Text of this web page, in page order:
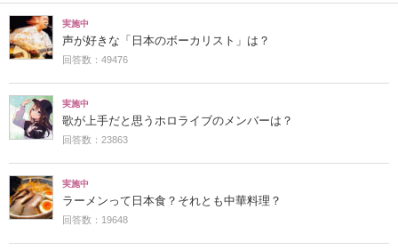
実施中
声が好きな「日本のボーカリスト」は？
回答数：49476
実施中
歌が上手だと思うホロライブのメンバーは？
回答数：23863
実施中
ラーメンって日本食？それとも中華料理？
回答数：19648